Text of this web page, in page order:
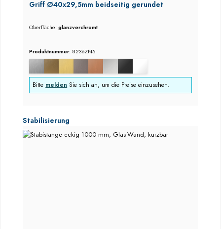
Griff Ø40x29,5mm beidseitig gerundet
Oberfläche:glanzverchromt
Produktnummer: 8236ZN5
Bitte melden Sie sich an, um die Preise einzusehen.
Produktgalerie überspringen
Stabilisierung